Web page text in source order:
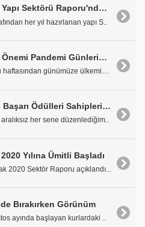
Türkiye İMSAD Yapı Sektörü Raporu'nda Yalıtım Malzemeleri...
her yıl hazırlanan yapı S..
Ses Yalıtımının Önemi Pandemi Günlerinde Anlaşıldı
Mart ayının üçüncü haftasından günümüze ülkemizi d..
Yalıtım Sektörü Başarı Ödülleri Sahiplerini Buldu
her sene düzenlediğim..
Yılına Ümitli Başladı
2020 Sektör Raporu açıklandı...
Bırakırken Görünüm
ayında başlayan kurlardaki ..